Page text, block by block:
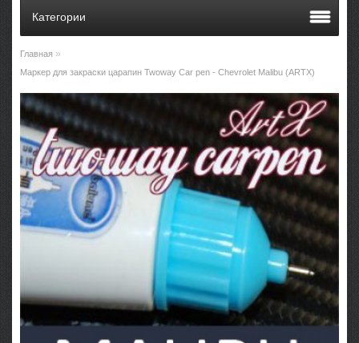
Категории
Главная »
Маркер для закраски царапин Twoway Car pen - Chevrolet Malibu (ARTX)